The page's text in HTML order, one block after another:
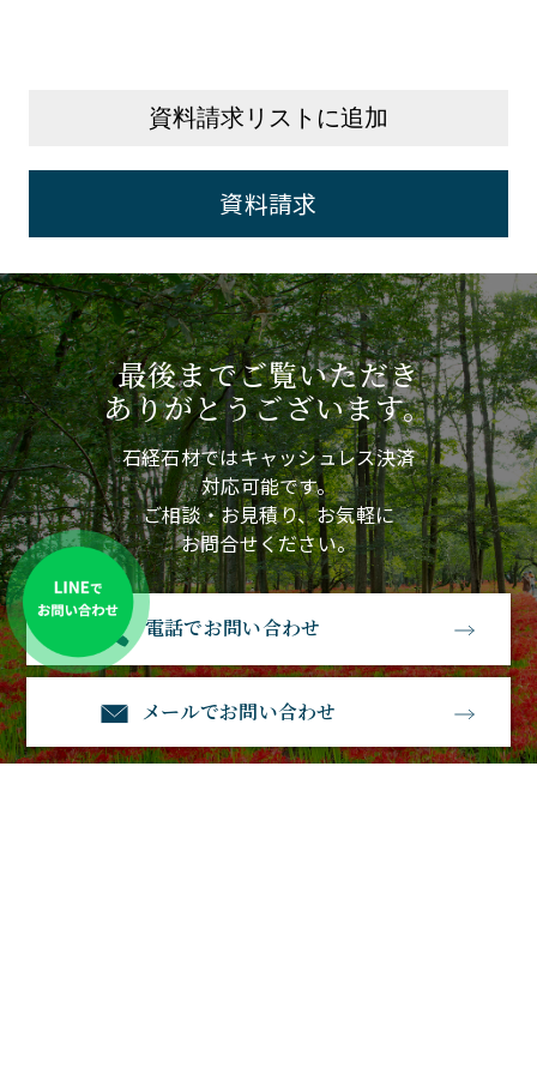
資料請求リストに追加
資料請求
最後までご覧いただき
ありがとうございます。
石経石材ではキャッシュレス決済
対応可能です。
ご相談・お見積り、お気軽に
お問合せください。
電話でお問い合わせ
メールでお問い合わせ